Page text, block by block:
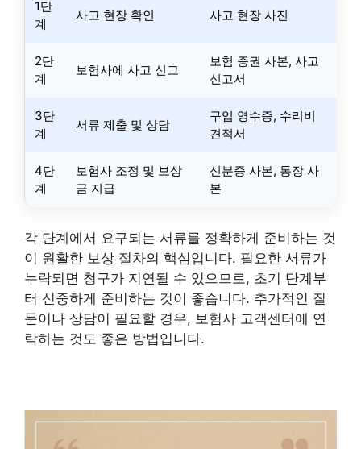
1단
계
사고 현장 확인 사고 현장 사진
2단
계
보험사에 사고 신고
보험 증권 사본, 사고
신고서
3단
계
서류 제출 및 상담
구입 영수증, 수리비
견적서
4단
계
보험사 조정 및 보상
금 지급
신분증 사본, 통장 사
본
각 단계에서 요구되는 서류를 정확하게 준비하는 것
이 원활한 보상 절차의 핵심입니다. 필요한 서류가
누락되면 청구가 지연될 수 있으므로, 초기 단계부
터 신중하게 준비하는 것이 좋습니다. 추가적인 질
문이나 상담이 필요할 경우, 보험사 고객센터에 연
락하는 것도 좋은 방법입니다.